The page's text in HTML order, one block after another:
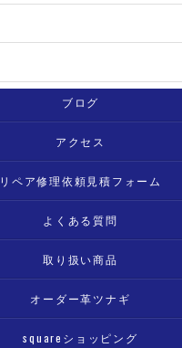
ブログ
アクセス
リペア修理依頼見積フォーム
よくある質問
取り扱い商品
オーダー革ツナギ
squareショッピング